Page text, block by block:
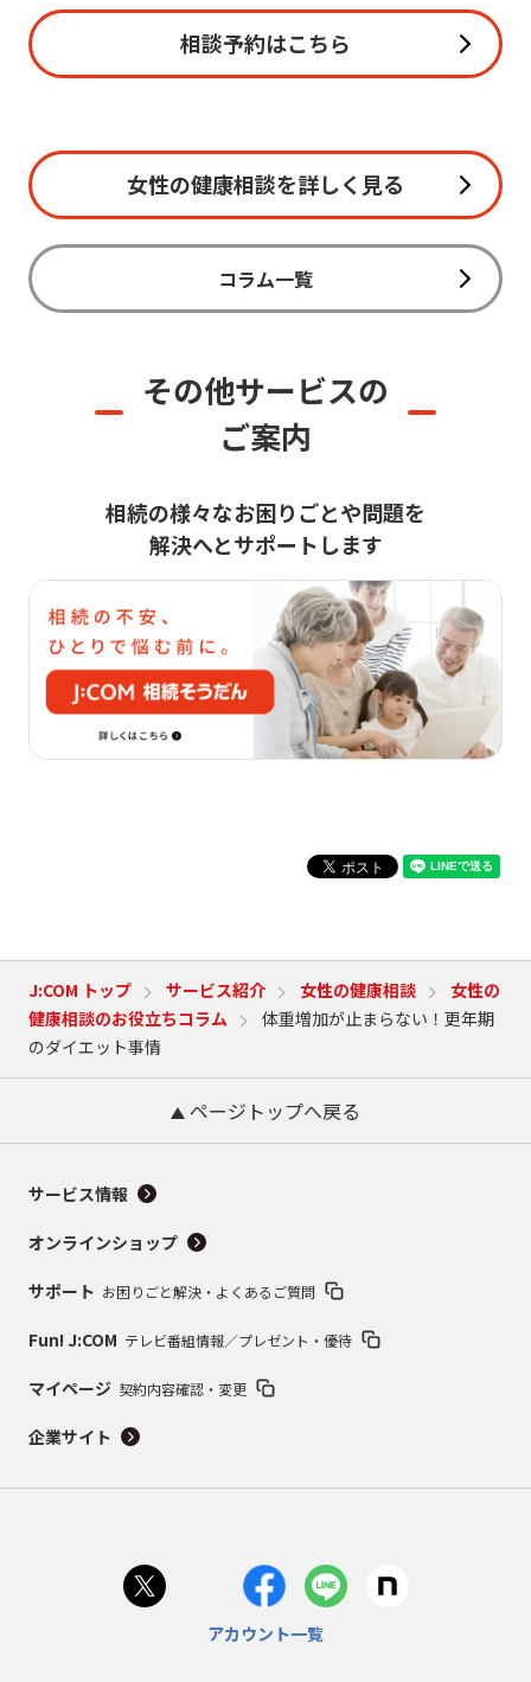
相談予約はこちら
女性の健康相談を詳しく見る
コラム一覧
その他サービスの
ご案内
相続の様々なお困りごとや問題を
解決へとサポートします
J:COM トップ サービス紹介 女性の健康相談
女性の
健康相談のお役立ちコラム
体重増加が止まらない！更年期
のダイエット事情
ページトップへ戻る
サービス情報
オンラインショップ
サポート お困りごと解決・よくあるご質問
Fun! J:COM テレビ番組情報／プレゼント・優待
マイページ 契約内容確認・変更
企業サイト
アカウント一覧